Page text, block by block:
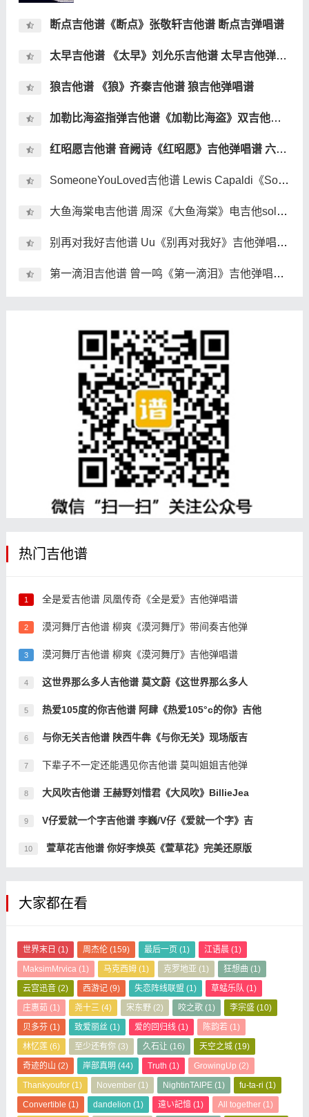
断点吉他谱《断点》张敬轩吉他谱 断点吉弹唱谱
太早吉他谱 《太早》刘允乐吉他谱 太早吉他弹唱谱
狼吉他谱 《狼》齐秦吉他谱 狼吉他弹唱谱
加勒比海盗指弹吉他谱《加勒比海盗》双吉他指弹吉他谱
红昭愿吉他谱 音阙诗《红昭愿》吉他弹唱谱 六线谱
SomeoneYouLoved吉他谱 Lewis Capaldi《Someone You Loved》吉他弹唱谱
大鱼海棠电吉他谱 周深《大鱼海棠》电吉他solo谱 独奏谱
别再对我好吉他谱 Uu《别再对我好》吉他弹唱谱 六线谱
第一滴泪吉他谱 曾一鸣《第一滴泪》吉他弹唱谱 六线谱
热门吉他谱
1 全是爱吉他谱 凤凰传奇《全是爱》吉他弹唱谱
2 漠河舞厅吉他谱 柳爽《漠河舞厅》带间奏吉他弹
3 漠河舞厅吉他谱 柳爽《漠河舞厅》吉他弹唱谱
4 这世界那么多人吉他谱 莫文蔚《这世界那么多人
5 热爱105度的你吉他谱 阿肆《热爱105°c的你》吉他
6 与你无关吉他谱 陕西牛犇《与你无关》现场版吉
7 下辈子不一定还能遇见你吉他谱 莫叫姐姐吉他弹
8 大风吹吉他谱 王赫野刘惜君《大风吹》BillieJea
9 V仔爱就一个字吉他谱 李巍/V仔《爱就一个字》吉
10 萱草花吉他谱 你好李焕英《萱草花》完美还原版
大家都在看
世界末日 (1) 周杰伦(159) 最后一页 (1) 江语晨(1)
MaksimMrvica(1) 马克西姆(1) 克罗地亚(1) 狂想曲 (1)
云宫迅音(2) 西游记(9) 失恋阵线联盟 (1) 草蜢乐队 (1)
庄惠茹 (1) 尧十三(4) 宋东野(2) 咬之歌(1) 李宗盛(10)
贝多芬(1) 致爱丽丝(1) 爱的回归线(1) 陈韵若(1)
林忆莲(6) 至少还有你(3) 久石让 (16) 天空之城(19)
奇迹的山 (2) 岸部真明 (44) Truth (1) GrowingUp (2)
Thankyoufor(1) November(1) NightinTAIPE(1) fu-ta-ri (1)
Convertible (1) dandelion (1) 遠い記憶(1) All together(1)